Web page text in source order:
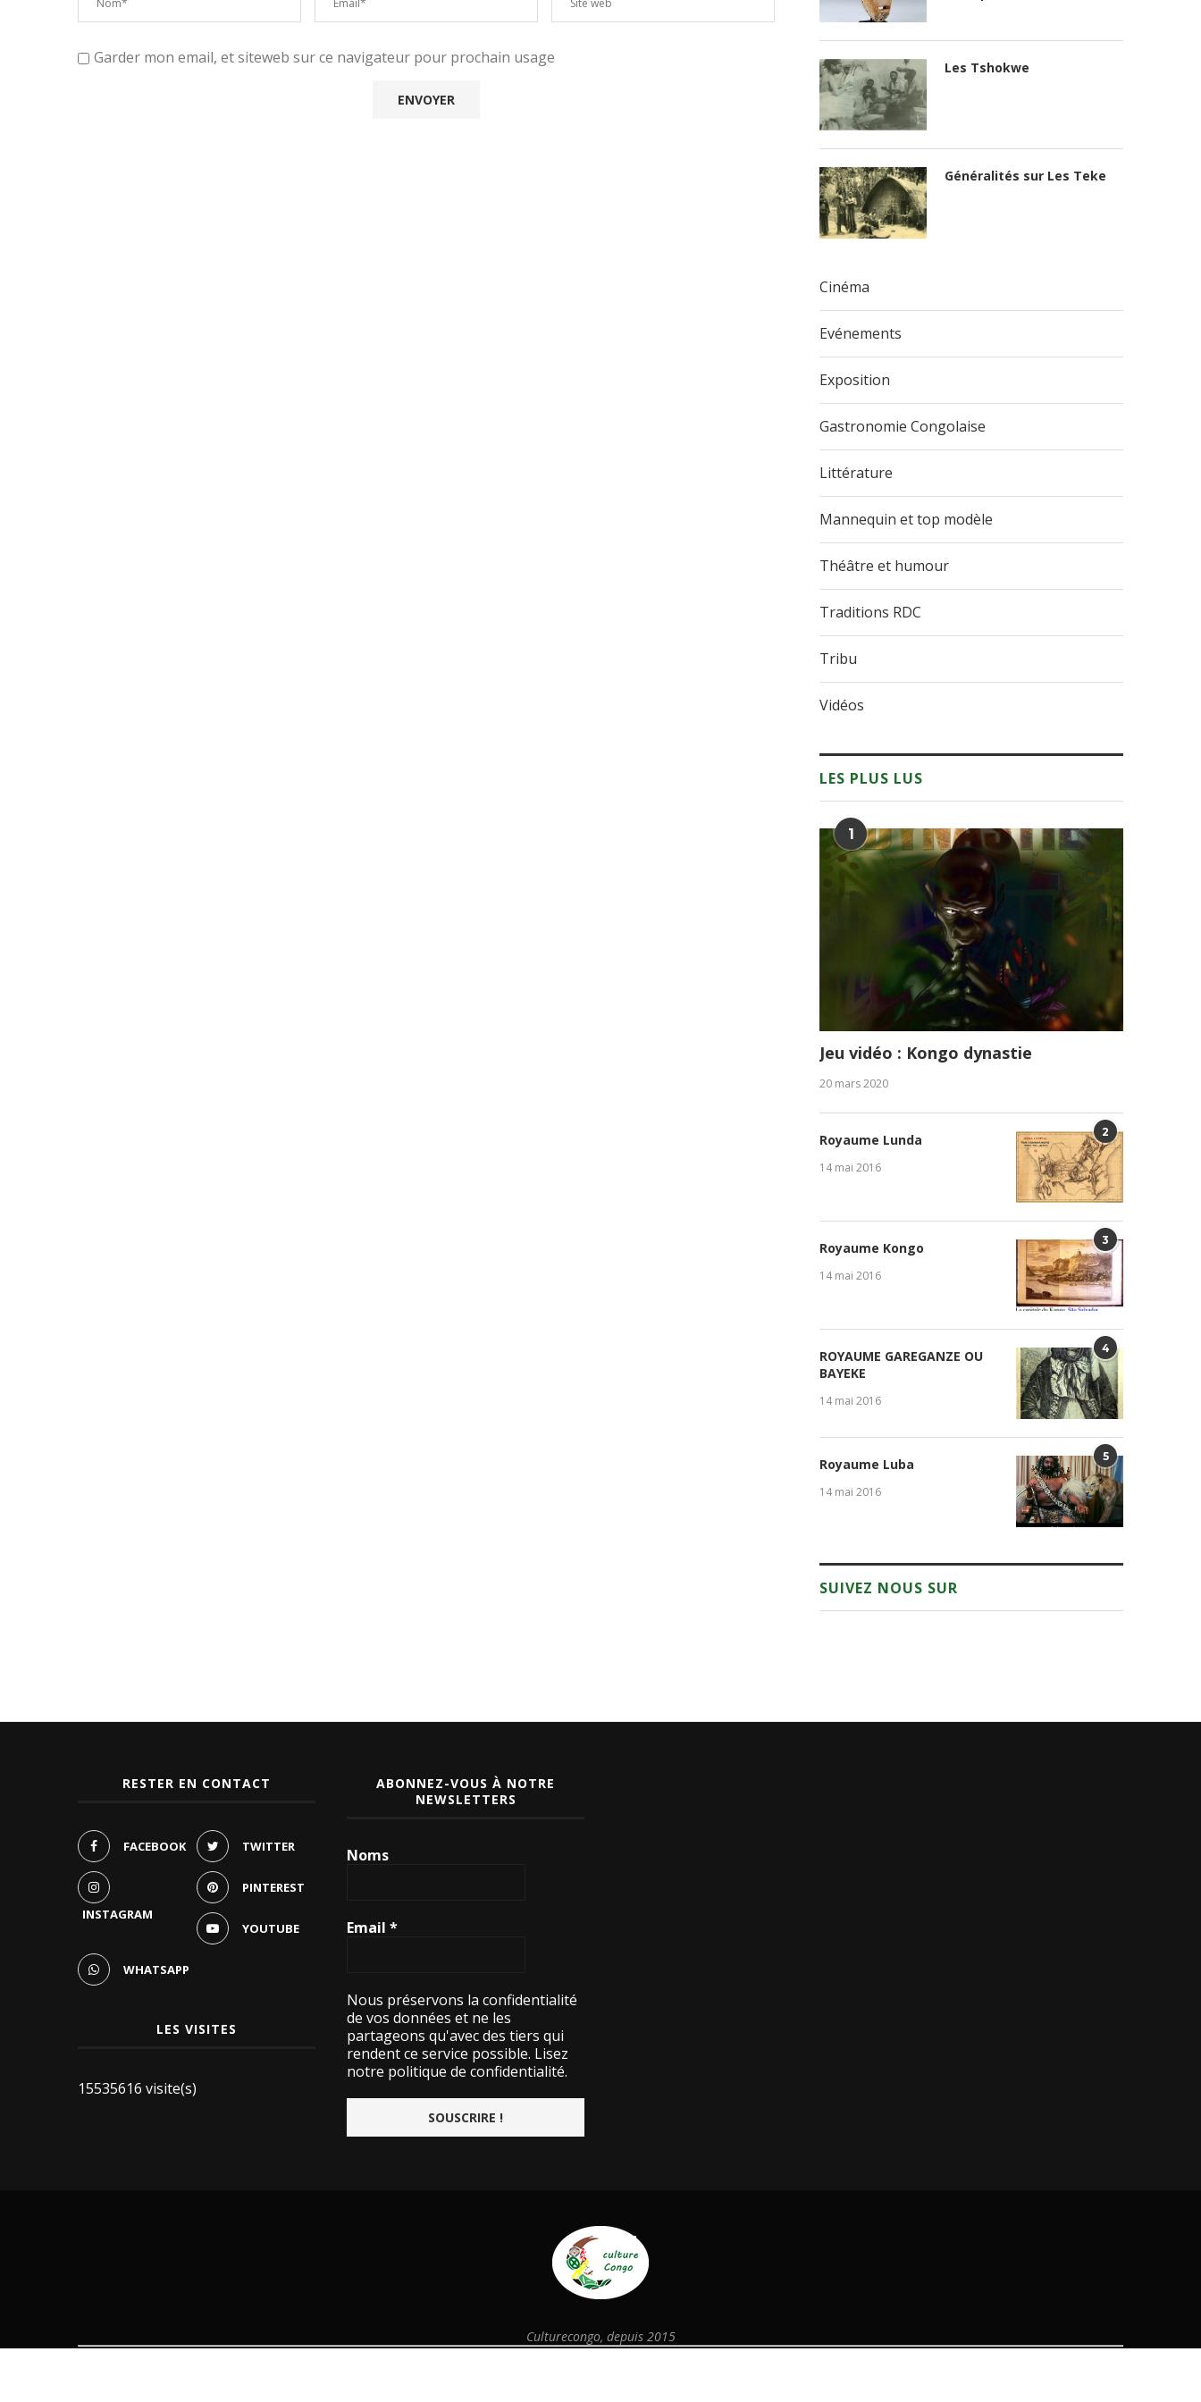
Garder mon email, et siteweb sur ce navigateur pour prochain usage
Les Tshokwe
Généralités sur Les Teke
Cinéma
Evénements
Exposition
Gastronomie Congolaise
Littérature
Mannequin et top modèle
Théâtre et humour
Traditions RDC
Tribu
Vidéos
LES PLUS LUS
1
Jeu vidéo : Kongo dynastie
20 mars 2020
2
Royaume Lunda
14 mai 2016
3
Royaume Kongo
14 mai 2016
4
ROYAUME GAREGANZE OU
BAYEKE
14 mai 2016
5
Royaume Luba
14 mai 2016
SUIVEZ NOUS SUR
RESTER EN CONTACT
FACEBOOK TWITTER
INSTAGRAM
PINTEREST
YOUTUBE
WHATSAPP
LES VISITES
15535616 visite(s)
ABONNEZ-VOUS À NOTRE
NEWSLETTERS
Noms
Email*
Nous préservons la confidentialité
de vos données et ne les
partageons qu'avec des tiers qui
rendent ce service possible. Lisez
notre politique de confidentialité.
Culturecongo, depuis 2015